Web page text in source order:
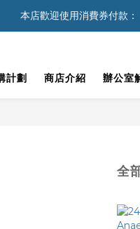
本店歡迎使用消費券付款
計劃 商店介紹 辦公
全